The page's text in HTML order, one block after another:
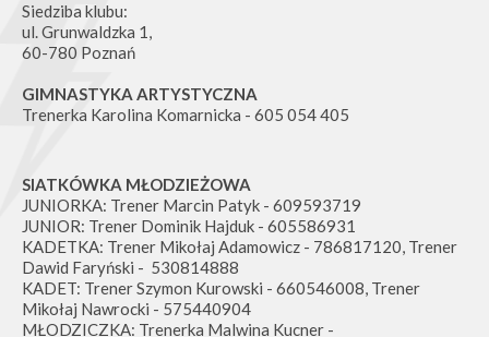
Siedziba klubu:
ul. Grunwaldzka 1,
60-780 Poznań
GIMNASTYKA ARTYSTYCZNA
Trenerka Karolina Komarnicka - 605 054 405
SIATKÓWKA MŁODZIEŻOWA
JUNIORKA: Trener Marcin Patyk - 609593719
JUNIOR: Trener Dominik Hajduk - 605586931
KADETKA: Trener Mikołaj Adamowicz - 786817120, Trener
Dawid Faryński - 530814888
KADET: Trener Szymon Kurowski - 660546008, Trener
Mikołaj Nawrocki - 575440904
MŁODZICZKA: Trenerka Malwina Kucner -